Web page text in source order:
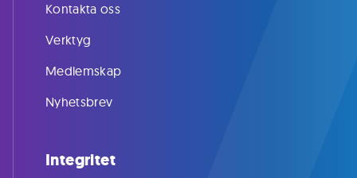
Kontakta oss
Verktyg
Medlemskap
Nyhetsbrev
Integritet